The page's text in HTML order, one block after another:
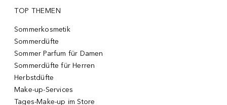
TOP THEMEN
Sommerkosmetik
Sommerdüfte
Sommer Parfum für Damen
Sommerdüfte für Herren
Herbstdüfte
Make-up-Services
Tages-Make-up im Store